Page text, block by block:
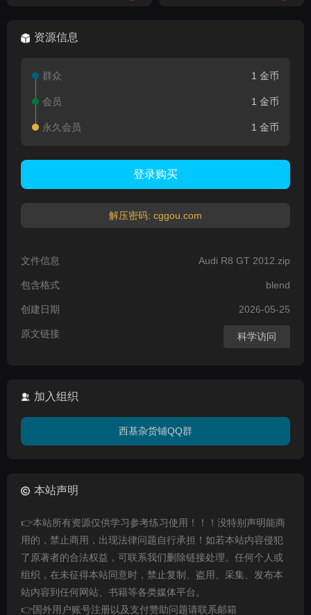
资源信息
群众 1 金币
会员 1 金币
永久会员 1 金币
登录购买
解压密码: cggou.com
文件信息 Audi R8 GT 2012.zip
包含格式 blend
创建日期 2026-05-25
原文链接 科学访问
加入组织
西基杂货铺QQ群
本站声明
👉本站所有资源仅供学习参考练习使用！！！没特别声明能商
用的，禁止商用，出现法律问题自行承担！如若本站内容侵犯
了原著者的合法权益，可联系我们删除链接处理。任何个人或
组织，在未征得本站同意时，禁止复制、盗用、采集、发布本
站内容到任何网站、书籍等各类媒体平台。
👉国外用户账号注册以及支付赞助问题请联系邮箱